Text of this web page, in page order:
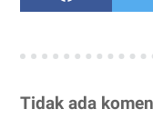
Tidak ada